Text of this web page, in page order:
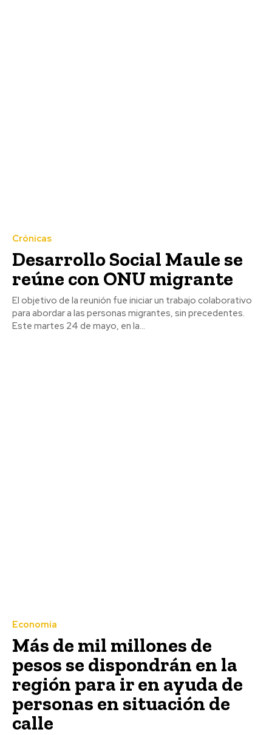
Crónicas
Desarrollo Social Maule se
reúne con ONU migrante
El objetivo de la reunión fue iniciar un trabajo colaborativo
para abordar a las personas migrantes, sin precedentes.
Este martes 24 de mayo, en la...
Economía
Más de mil millones de
pesos se dispondrán en la
región para ir en ayuda de
personas en situación de
calle